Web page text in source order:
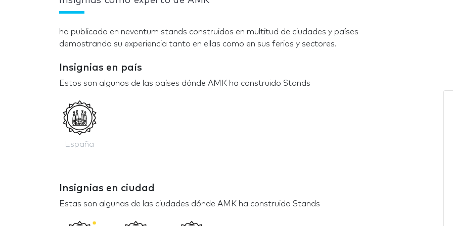
ha publicado en neventum stands construidos en multitud de ciudades y países
demostrando su experiencia tanto en ellas como en sus ferias y sectores.
Insignias en país
Estos son algunos de las países dónde AMK ha construido Stands
España
Insignias en ciudad
Estas son algunas de las ciudades dónde AMK ha construido Stands